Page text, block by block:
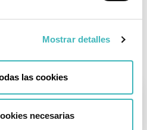
Mostrar detalles
las cookies
necesarias
cirugía